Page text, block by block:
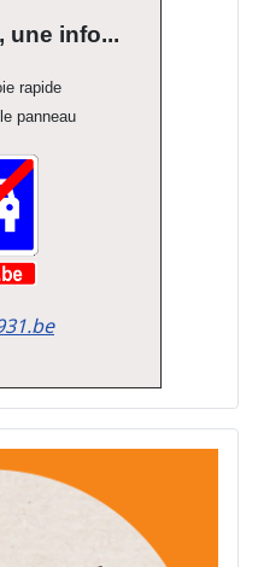
une info...
rapide
panneau